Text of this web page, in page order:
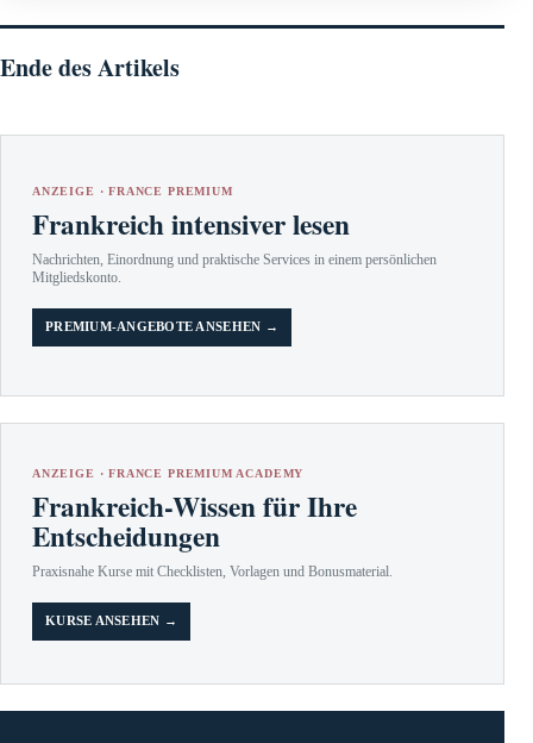
Ende des Artikels
ANZEIGE · FRANCE PREMIUM
Frankreich intensiver lesen
Nachrichten, Einordnung und praktische Services in einem persönlichen
Mitgliedskonto.
PREMIUM-ANGEBOTE ANSEHEN →
ANZEIGE · FRANCE PREMIUM ACADEMY
Frankreich-Wissen für Ihre
Entscheidungen
Praxisnahe Kurse mit Checklisten, Vorlagen und Bonusmaterial.
KURSE ANSEHEN →